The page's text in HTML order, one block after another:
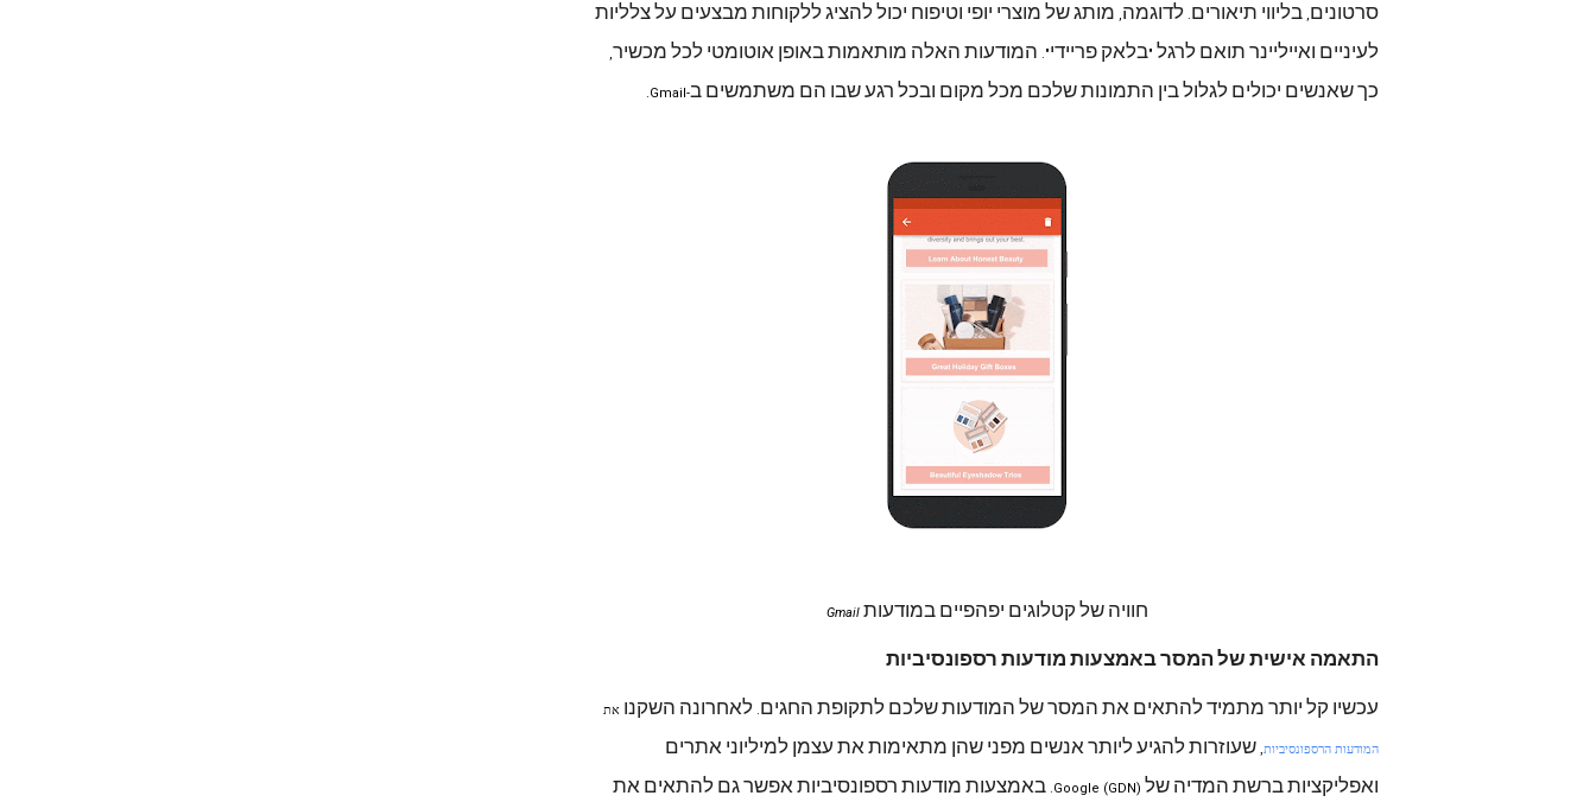
סרטונים, בליווי תיאורים. לדוגמה, מותגשל מוצרי יופי וטיפוח יכוללהציגללקוחות מבצעים עלצלליות
לעיניים ואייליינר תואם לרגל "בלאק פריידי". המודעות האלה מותאמותבאופן אוטומטי לכל מכשיר,
כךשאנשים יכולים לגלולבין התמונותשלכם מכל מקום ובכל רגעשבו הם משתמשים ב-Gmail.
חוויה של קטלוגים יפהפיים במודעות Gmail
התאמה אישית שלהמסרבאמצעות מודעות רספונסיביות
עכשיו קל יותר מתמידלהתאים את המסרשל המודעותשלכם לתקופת החגים. לאחרונה השקנו את
המודעות הרספונסיביות שעוזרותלהגיעליותראנשים מפני שהן מתאימותאת עצמן למיליוני אתרים
ואפליקציותברשת המדיה של באמצעות מודעות רספונסיביותאפשרגם להתאים את